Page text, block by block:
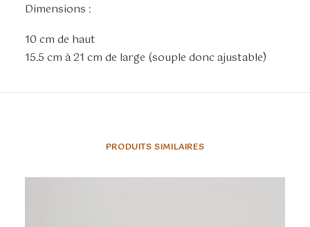
Dimensions :
10 cm de haut
15.5 cm à 21 cm de large (souple donc ajustable)
PRODUITS SIMILAIRES